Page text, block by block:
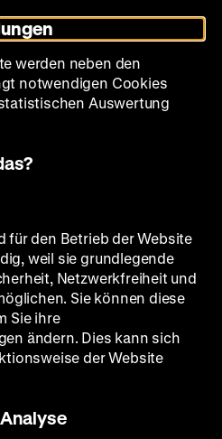
18.00 Uhr
1967
Lang
werden neben den
notwendigen Cookies
Auswertung
für den Betrieb der Website
weil sie grundlegende
Netzwerkfreiheit und
Sie können diese
Sie ihre
ändern. Dies kann sich
der Website